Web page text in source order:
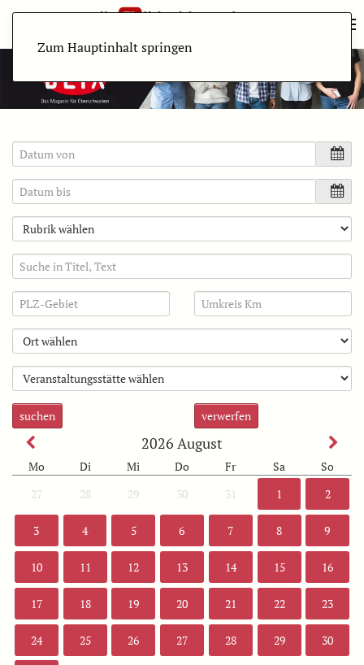
Zum Hauptinhalt springen
suchen verwerfen
2026 August
Mo Di Mi Do Fr Sa
So
27
28 29 30 31 1 2
3 4 5 6 7 8 9
10 11 12 13 14 15 16
17 18 19 20 21 22 23
24 25 26 27 28 29 30